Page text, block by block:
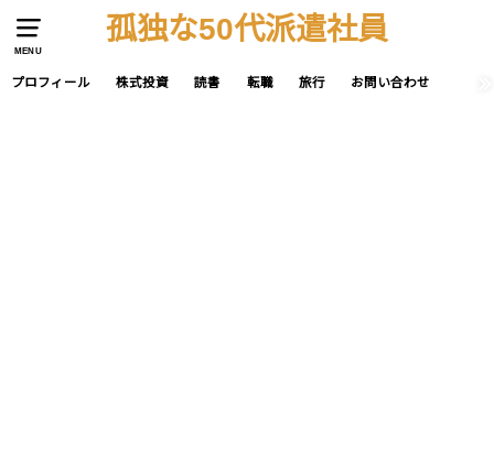
MENU
孤独な50代派遣社員
プロフィール 株式投資 読書 転職 旅行 お問い合わせ